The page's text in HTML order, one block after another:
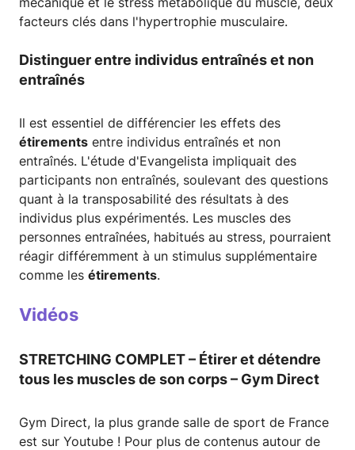
facteurs clés dans l'hypertrophie musculaire.
Distinguer entre individus entraînés et non
entraînés
Il est essentiel de différencier les effets des
étirements entre individus entraînés et non
entraînés. L'étude d'Evangelista impliquait des
participants non entraînés, soulevant des questions
quant à la transposabilité des résultats à des
individus plus expérimentés. Les muscles des
personnes entraînées, habitués au stress, pourraient
réagir différemment à un stimulus supplémentaire
comme les étirements.
Vidéos
STRETCHING COMPLET – Étirer et détendre
tous les muscles de son corps – Gym Direct
Gym Direct, la plus grande salle de sport de France
est sur Youtube ! Pour plus de contenus autour de